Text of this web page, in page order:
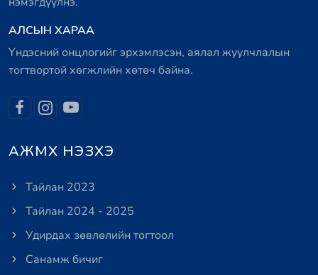
АЛСЫН ХАРАА
Үндэсний онцлогийг эрхэмлэсэн, аялал жуулчлалын
тогтвортой хөгжлийн хөтөч байна.
АЖМХ НЭЗХЭ
Тайлан 2023
Тайлан 2024 - 2025
Удирдах зөвлөлийн тогтоол
Санамж бичиг